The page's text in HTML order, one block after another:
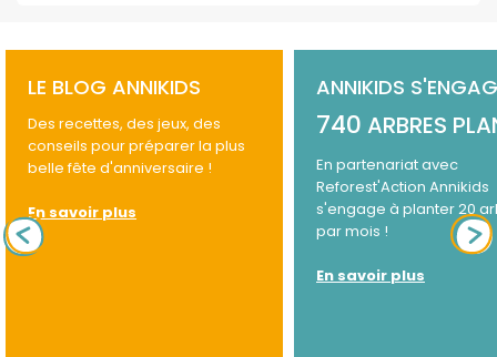
LE BLOG ANNIKIDS
Des recettes, des jeux, des
conseils pour préparer la plus
belle fête d'anniversaire !
En savoir plus
ANNIKIDS
740 ARBRES
En partenariat avec
Reforest'Action Annikids
s'engage à planter 20
par mois !
En savoir plus